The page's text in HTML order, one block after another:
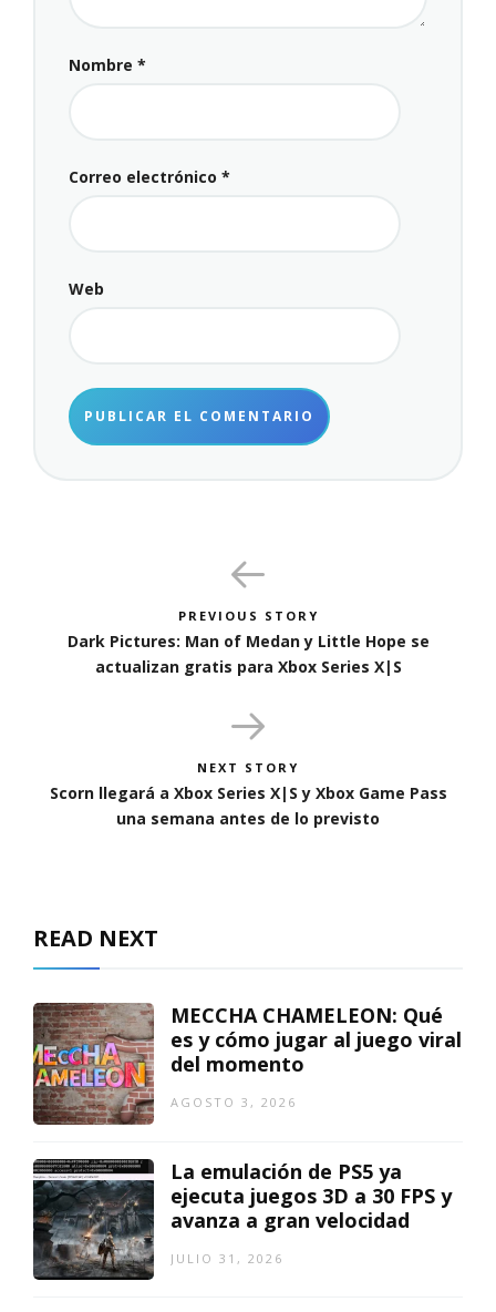
Nombre *
Correo electrónico *
Web
PREVIOUS STORY
Dark Pictures: Man of Medan y Little Hope se
actualizan gratis para Xbox Series X|S
NEXT STORY
Scorn llegará a Xbox Series X|S y Xbox Game Pass
una semana antes de lo previsto
READ NEXT
MECCHA CHAMELEON: Qué
es y cómo jugar al juego viral
del momento
AGOSTO 3, 2026
La emulación de PS5 ya
ejecuta juegos 3D a 30 FPS y
avanza a gran velocidad
JULIO 31, 2026